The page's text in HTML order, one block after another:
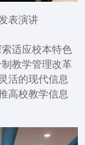
表演讲
适应校本特色
教学管理改革
活的现代信息
高校教学信息